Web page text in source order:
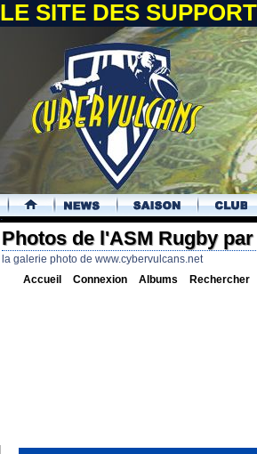
LE SITE DES
.
Photos de l'ASM Rugby
la galerie photo de www.cybervulcans.net
Accueil Connexion Albums Rechercher